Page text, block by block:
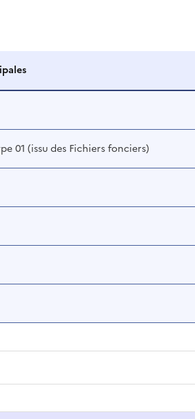
01 (issu des Fichiers fonciers)